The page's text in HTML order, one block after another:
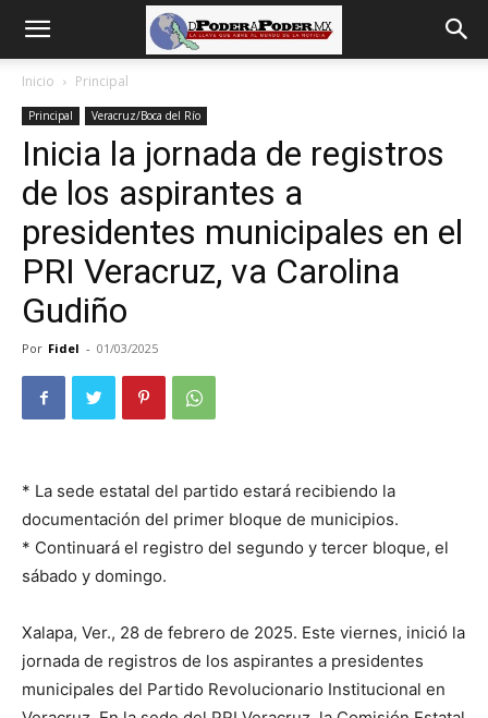
poder
Poder
Inicio Principal
Principal Veracruz/Boca del Río
Inicia la jornada de registros
de los aspirantes a
presidentes municipales en el
PRI Veracruz, va Carolina
Gudiño
Por Fidel - 01/03/2025
* La sede estatal del partido estará recibiendo la
documentación del primer bloque de municipios.
* Continuará el registro del segundo y tercer bloque, el
sábado y domingo.
Xalapa, Ver., 28 de febrero de 2025. Este viernes, inició la
jornada de registros de los aspirantes a presidentes
municipales del Partido Revolucionario Institucional en